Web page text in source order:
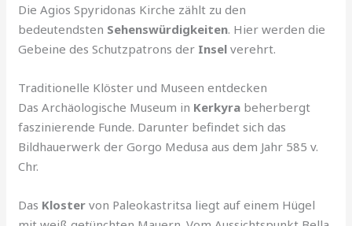
Die Agios Spyridonas Kirche zählt zu den
bedeutendsten Sehenswürdigkeiten. Hier werden die
Gebeine des Schutzpatrons der Insel verehrt.
Traditionelle Klöster und Museen entdecken
Das Archäologische Museum in Kerkyra beherbergt
faszinierende Funde. Darunter befindet sich das
Bildhauerwerk der Gorgo Medusa aus dem Jahr 585 v.
Chr.
Das Kloster von Paleokastritsa liegt auf einem Hügel